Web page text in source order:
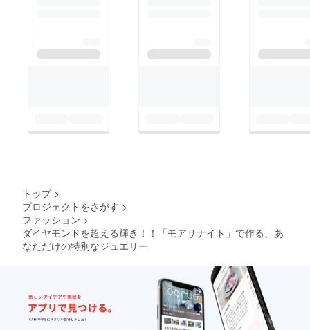
トップ >
プロジェクトをさがす >
ファッション >
ダイヤモンドを超える輝き！！「モアサナイト」で作る、あ
なただけの特別なジュエリー